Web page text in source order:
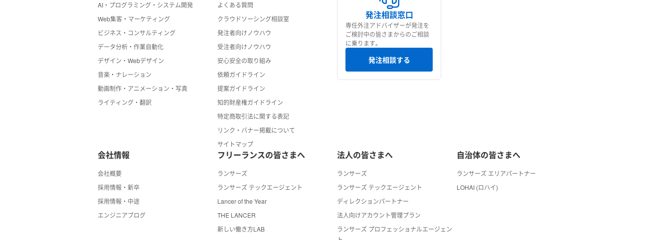
AI・プログラミング・システム開発
Web集客・マーケティング
ビジネス・コンサルティング
データ分析・作業自動化
デザイン・Webデザイン
音楽・ナレーション
動画制作・アニメーション・写真
ライティング・翻訳
よくある質問
クラウドソーシング相談室
発注者向けノウハウ
受注者向けノウハウ
安心安全の取り組み
依頼ガイドライン
提案ガイドライン
知的財産権ガイドライン
特定商取引法に関する表記
リンク・バナー掲載について
サイトマップ
発注相談窓口
専任外注アドバイザーが発注を
ご検討中の皆さまからのご相談
に乗ります。
発注相談する
会社情報
会社概要
採用情報・新卒
採用情報・中途
エンジニアブログ
フリーランスの皆さまへ
ランサーズ
ランサーズ テックエージェント
Lancer of the Year
THE LANCER
新しい働き方LAB
法人の皆さまへ
ランサーズ
ランサーズ テックエージェント
ディレクションパートナー
法人向けアカウント管理プラン
ランサーズ プロフェッショナルエージェン
自治体の皆さまへ
ランサーズ エリアパートナー
LOHAI (ロハイ)